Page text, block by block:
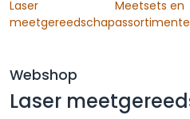
Laser
meetgereedschap
Meetsets en
Webshop
Laser